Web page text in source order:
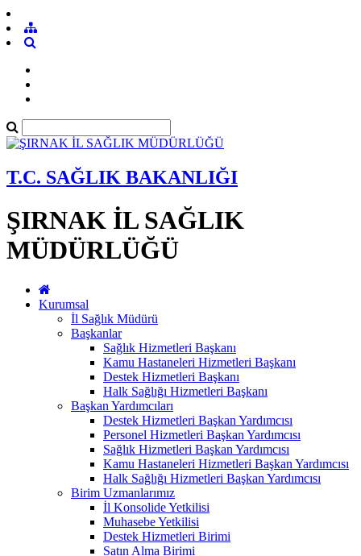
T.C. SAĞLIK BAKANLIĞI
ŞIRNAK İL SAĞLIK
MÜDÜRLÜĞÜ
Kurumsal
İl Sağlık Müdürü
Başkanlar
Sağlık Hizmetleri Başkanı
Kamu Hastaneleri Hizmetleri Başkanı
Destek Hizmetleri Başkanı
Halk Sağlığı Hizmetleri Başkanı
Başkan Yardımcıları
Destek Hizmetleri Başkan Yardımcısı
Personel Hizmetleri Başkan Yardımcısı
Sağlık Hizmetleri Başkan Yardımcısı
Kamu Hastaneleri Hizmetleri Başkan Yardımcısı
Halk Sağlığı Hizmetleri Başkan Yardımcısı
Birim Uzmanlarımız
İl Konsolide Yetkilisi
Muhasebe Yetkilisi
Destek Hizmetleri Birimi
Satın Alma Birimi